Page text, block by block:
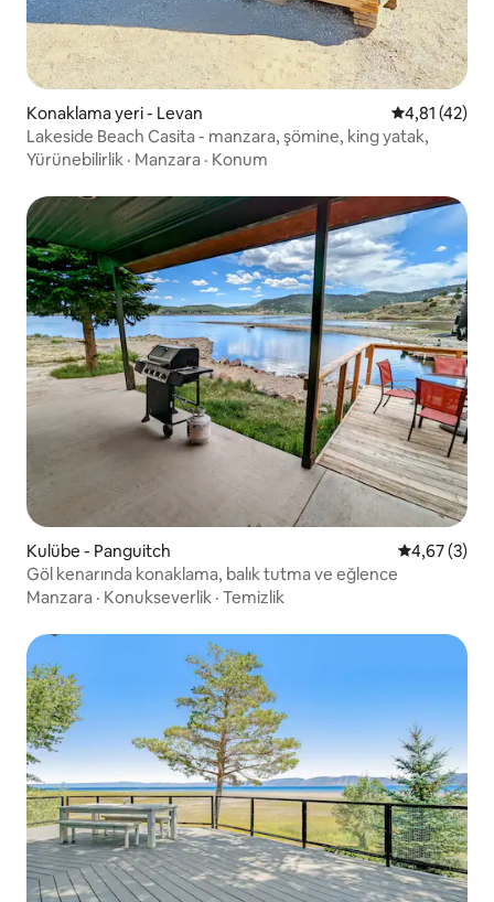
Konaklama yeri - Levan 5 üzerinden
4,81 (42)
Lakeside Beach Casita - manzara, şömine, king yatak,
Yürünebilirlik · Manzara · Konum
Kulübe - Panguitch 5 üzerinden
4,67 (3)
Göl kenarında konaklama, balık tutma ve eğlence
Manzara · Konukseverlik · Temizlik